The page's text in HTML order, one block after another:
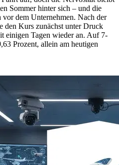
Sommer hinter sich – und die
vor dem Unternehmen. Nach der
den Kurs zunächst unter Druck
einigen Tagen wieder an. Auf 7-
Prozent, allein am heutigen